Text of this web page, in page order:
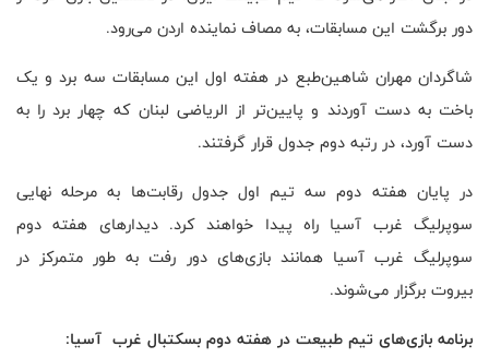
دور برگشت این مسابقات، به مصاف نماینده اردن می‌رود.
شاگردان مهران شاهین‌طبع در هفته اول این مسابقات سه برد و یک
باخت به دست آوردند و پایین‌تر از الریاضی لبنان که چهار برد را به
دست آورد، در رتبه دوم جدول قرار گرفتند.
در پایان هفته دوم سه تیم اول جدول رقابت‌ها به مرحله نهایی
سوپرلیگ غرب آسیا راه پیدا خواهند کرد. دیدارهای هفته دوم
سوپرلیگ غرب آسیا همانند بازی‌های دور رفت به طور متمرکز در
بیروت برگزار می‌شوند.
برنامه بازی‌های تیم طبیعت در هفته دوم بسکتبال غرب آسیا: